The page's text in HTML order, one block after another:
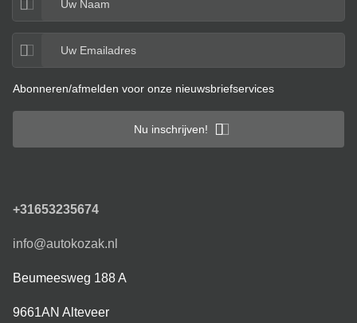
Abonneren/afmelden voor onze nieuwsbriefservices
Nu inschrijven!
+31653235674
info@autokozak.nl
Beumeesweg 188 A
9661AN Alteveer